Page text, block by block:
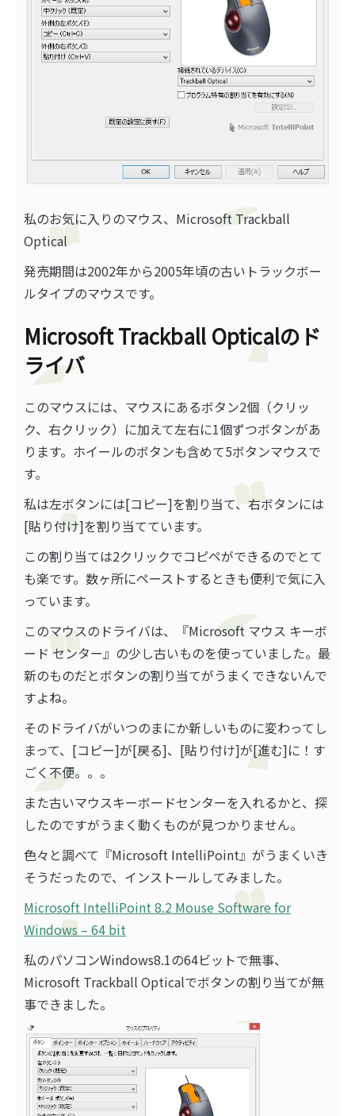
私のお気に入りのマウス、Microsoft Trackball
Optical
発売期間は2002年から2005年頃の古いトラックボー
ルタイプのマウスです。
Microsoft Trackball Opticalのド
ライバ
このマウスには、マウスにあるボタン2個（クリッ
ク、右クリック）に加えて左右に1個ずつボタンがあ
ります。ホイールのボタンも含めて5ボタンマウスで
す。
私は左ボタンには[コピー]を割り当て、右ボタンには
[貼り付け]を割り当てています。
この割り当ては2クリックでコピペができるのでとて
も楽です。数ヶ所にペーストするときも便利で気に入
っています。
このマウスのドライバは、『Microsoft マウス キーボ
ード センター』の少し古いものを使っていました。最
新のものだとボタンの割り当てがうまくできないんで
すよね。
そのドライバがいつのまにか新しいものに変わってし
まって、[コピー]が[戻る]、[貼り付け]が[進む]に！す
ごく不便。。。
また古いマウスキーボードセンターを入れるかと、探
したのですがうまく動くものが見つかりません。
色々と調べて『Microsoft IntelliPoint』がうまくいき
そうだったので、インストールしてみました。
Microsoft IntelliPoint 8.2 Mouse Software for
Windows – 64 bit
私のパソコンWindows8.1の64ビットで無事、
Microsoft Trackball Opticalでボタンの割り当てが無
事できました。